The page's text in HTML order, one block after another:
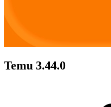
Temu 3.44.0